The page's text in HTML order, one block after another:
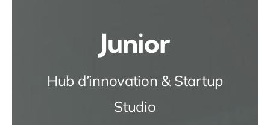
Junior
Hub d’innovation & Startup
Studio